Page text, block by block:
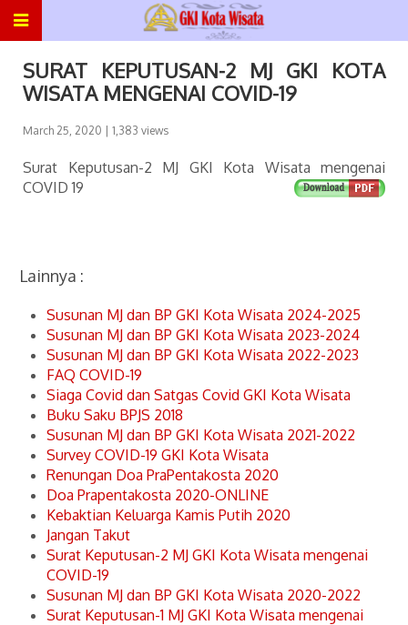
SURAT KEPUTUSAN-2 MJ GKI KOTA
WISATA MENGENAI COVID-19
March 25, 2020 | 1,383 views
Surat Keputusan-2 MJ GKI Kota Wisata mengenai
COVID 19
Lainnya :
Susunan MJ dan BP GKI Kota Wisata 2024-2025
Susunan MJ dan BP GKI Kota Wisata 2023-2024
Susunan MJ dan BP GKI Kota Wisata 2022-2023
FAQ COVID-19
Siaga Covid dan Satgas Covid GKI Kota Wisata
Buku Saku BPJS 2018
Susunan MJ dan BP GKI Kota Wisata 2021-2022
Survey COVID-19 GKI Kota Wisata
Renungan Doa PraPentakosta 2020
Doa Prapentakosta 2020-ONLINE
Kebaktian Keluarga Kamis Putih 2020
Jangan Takut
Surat Keputusan-2 MJ GKI Kota Wisata mengenai
COVID-19
Susunan MJ dan BP GKI Kota Wisata 2020-2022
Surat Keputusan-1 MJ GKI Kota Wisata mengenai